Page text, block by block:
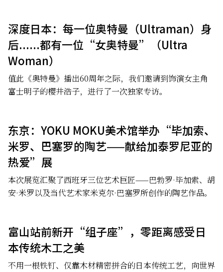
深度日本：每一位奥特曼（Ultraman）身
后......都有一位“女奥特曼”（Ultra
Woman）
值此《奥特曼》播出60周年之际，我们邀请到饰演女主角
富士明子的樱井浩子，进行了一次独家专访。
东京：YOKU MOKU美术馆举办“毕加索、
米罗、巴塞罗的陶艺——献给加泰罗尼亚的
热爱”展
本次展览汇聚了西班牙三位艺术巨匠——巴勃罗·毕加索、胡
安·米罗以及当代艺术家米克尔·巴塞罗所创作的陶艺作品。
富山站前新开“组子座”，零距离感受日
本传统木工之美
不用一根铁钉、仅靠木材精密拼合的日本传统工艺，向世界